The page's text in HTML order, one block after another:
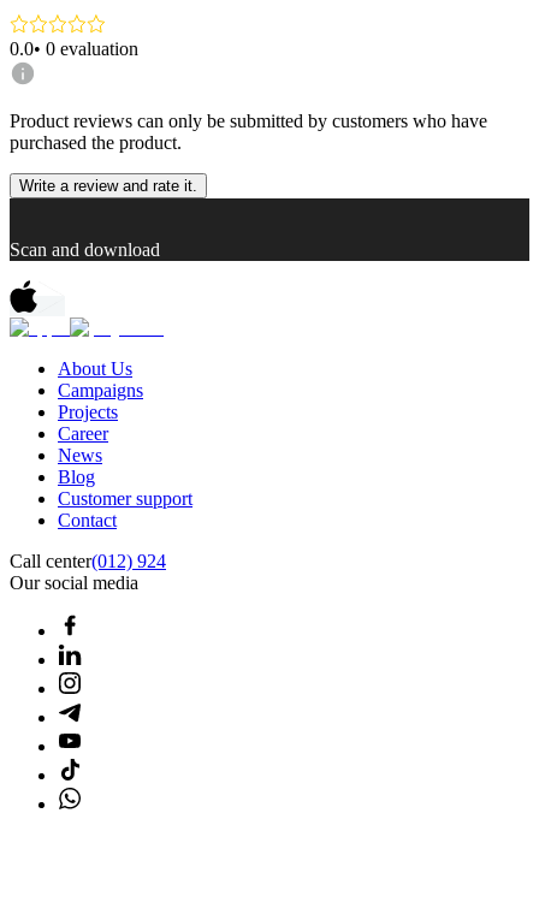
0.0• 0 evaluation
Product reviews can only be submitted by customers who have
purchased the product.
Write a review and rate it.
Scan and download
About Us
Campaigns
Projects
Career
News
Blog
Customer support
Contact
Call center(012) 924
Our social media